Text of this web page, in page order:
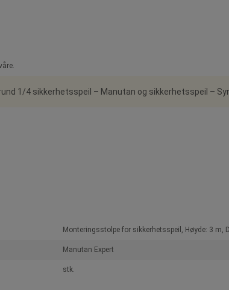
1/4 sikkerhetsspeil – Manutan og sikkerhetsspeil –
Monteringsstolpe for sikkerhetsspeil, Høyde: 3 m,
Manutan Expert
stk.